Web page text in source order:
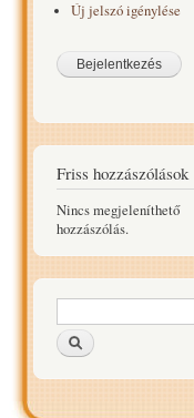
Új jelszó igénylése
Friss hozzászólások
Nincs megjeleníthető
hozzászólás.
Keresés űrlap